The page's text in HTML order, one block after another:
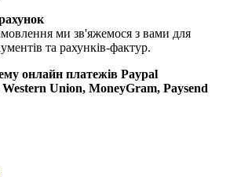
ми зв'яжемося з вами для
та рахунків-фактур.
онлайн платежів Paypal
Union, MoneyGram, Paysend